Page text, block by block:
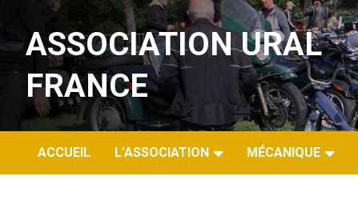
au
contenuASSOCIATION URAL
FRANCE
ACCUEIL L’ASSOCIATION MÉCANIQUE